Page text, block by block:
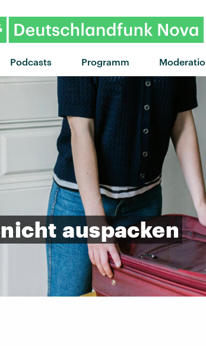
Podcasts Programm
"Hit the Wall" von
nicht auspacken